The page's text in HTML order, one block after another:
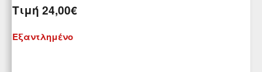
Τιμή 24,00€
Εξαντλημένο